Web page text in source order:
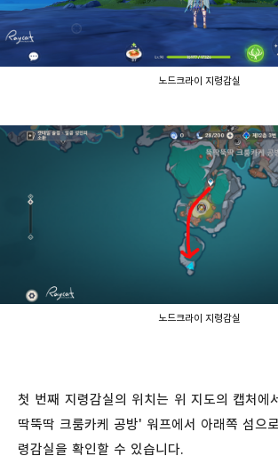
노드크라이 지령감실
노드크라이 지령감실
첫 번째 지령감실의 위치는 위 지도의 캡처에
딱뚝딱 크룸카케 공방' 워프에서 아래쪽 섬으
령감실을 확인할 수 있습니다.